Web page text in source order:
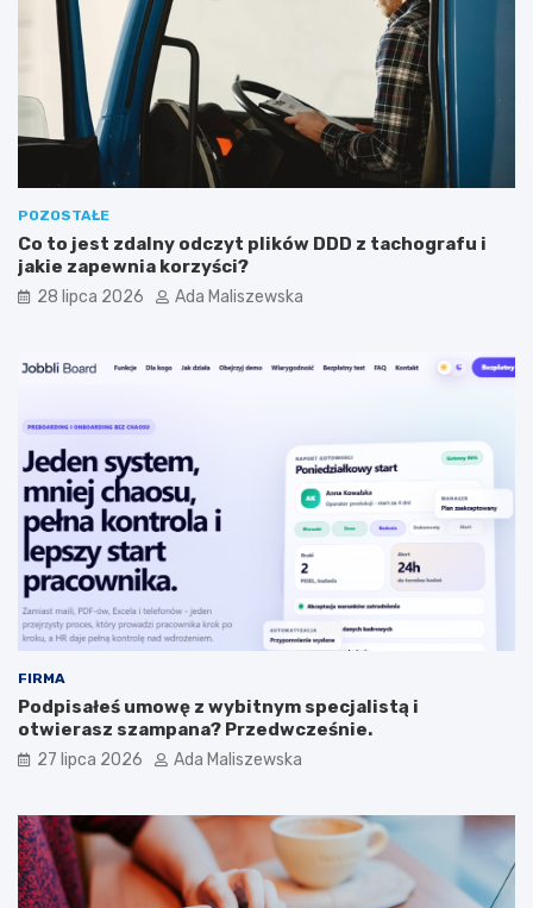
m
?
POZOSTAŁE
Co to jest zdalny odczyt plików DDD z tachografu i
jakie zapewnia korzyści?
28 lipca 2026 Ada Maliszewska
FIRMA
Podpisałeś umowę z wybitnym specjalistą i
otwierasz szampana? Przedwcześnie.
27 lipca 2026 Ada Maliszewska